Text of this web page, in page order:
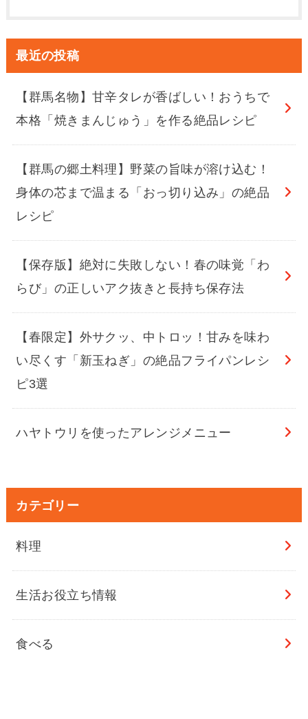
最近の投稿
【群馬名物】甘辛タレが香ばしい！おうちで
本格「焼きまんじゅう」を作る絶品レシピ
【群馬の郷土料理】野菜の旨味が溶け込む！
身体の芯まで温まる「おっ切り込み」の絶品
レシピ
【保存版】絶対に失敗しない！春の味覚「わ
らび」の正しいアク抜きと長持ち保存法
【春限定】外サクッ、中トロッ！甘みを味わ
い尽くす「新玉ねぎ」の絶品フライパンレシ
ピ3選
ハヤトウリを使ったアレンジメニュー
カテゴリー
料理
生活お役立ち情報
食べる